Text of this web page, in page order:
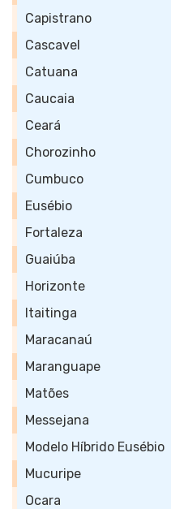
Capistrano
Cascavel
Catuana
Caucaia
Ceará
Chorozinho
Cumbuco
Eusébio
Fortaleza
Guaiúba
Horizonte
Itaitinga
Maracanaú
Maranguape
Matões
Messejana
Modelo Híbrido Eusébio
Mucuripe
Ocara